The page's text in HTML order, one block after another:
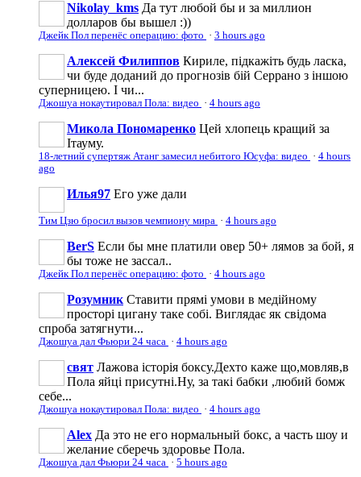
Nikolay_kms Да тут любой бы и за миллион
долларов бы вышел :))
Джейк Пол перенёс операцию: фото · 3 hours ago
Алексей Филиппов Кириле, підкажіть будь ласка,
чи буде доданий до прогнозів бій Серрано з іншою
суперницею. І чи...
Джошуа нокаутировал Пола: видео · 4 hours ago
Микола Пономаренко Цей хлопець кращий за
Ітауму.
18-летний супертяж Атанг замесил небитого Юсуфа: видео · 4 hours
ago
Илья97 Его уже дали
Тим Цзю бросил вызов чемпиону мира · 4 hours ago
BerS Если бы мне платили овер 50+ лямов за бой, я
бы тоже не зассал..
Джейк Пол перенёс операцию: фото · 4 hours ago
Розумник Ставити прямі умови в медійному
просторі цигану таке собі. Виглядає як свідома
спроба затягнути...
Джошуа дал Фьюри 24 часа · 4 hours ago
свят Лажова історія боксу.Дехто каже що,мовляв,в
Пола яйці присутні.Ну, за такі бабки ,любий бомж
себе...
Джошуа нокаутировал Пола: видео · 4 hours ago
Аlеx Да это не его нормальный бокс, а часть шоу и
желание сберечь здоровье Пола.
Джошуа дал Фьюри 24 часа · 5 hours ago